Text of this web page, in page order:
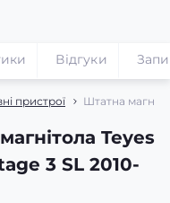
пристрої Штатна
Teyes
3 SL 2010-
Відгуки